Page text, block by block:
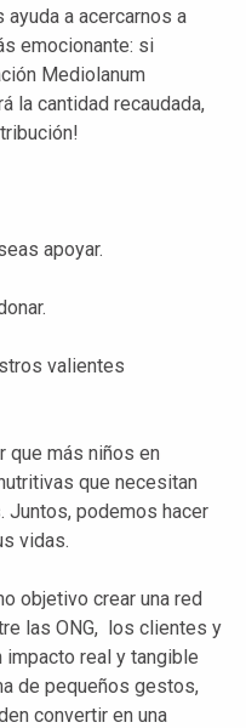
ayuda a acercarnos a
emocionante: si
Mediolanum
la cantidad recaudada,
apoyar.
valientes
que más niños en
que necesitan
Juntos, podemos hacer
vidas.
objetivo crear una red
las ONG, los clientes y
impacto real y tangible
de pequeños gestos,
convertir en una